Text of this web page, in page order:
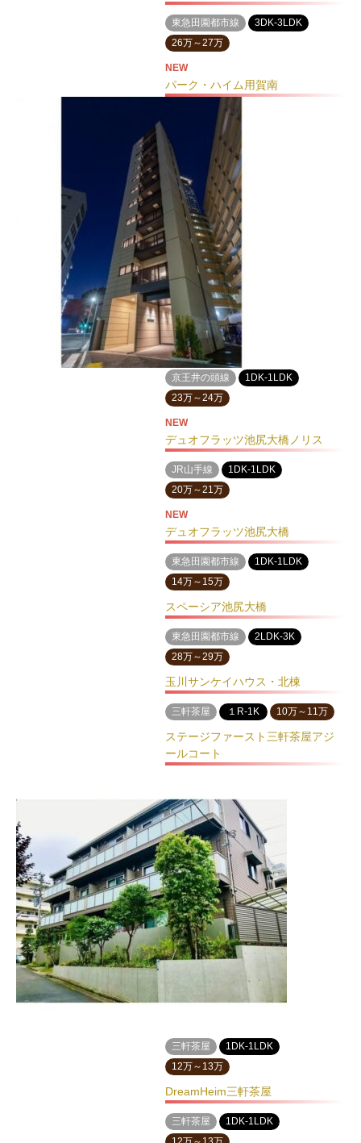
東急田園都市線
3DK-3LDK
26万～27万
NEW
パーク・ハイム用賀南
京王井の頭線
1DK-1LDK
23万～24万
NEW
デュオフラッツ池尻大橋ノリス
JR山手線
1DK-1LDK
20万～21万
NEW
デュオフラッツ池尻大橋
東急田園都市線
1DK-1LDK
14万～15万
スペーシア池尻大橋
東急田園都市線
2LDK-3K
28万～29万
玉川サンケイハウス・北棟
三軒茶屋 １R-1K 10万～11万
ステージファースト三軒茶屋アジ
ールコート
三軒茶屋
1DK-1LDK
12万～13万
DreamHeim三軒茶屋
三軒茶屋
1DK-1LDK